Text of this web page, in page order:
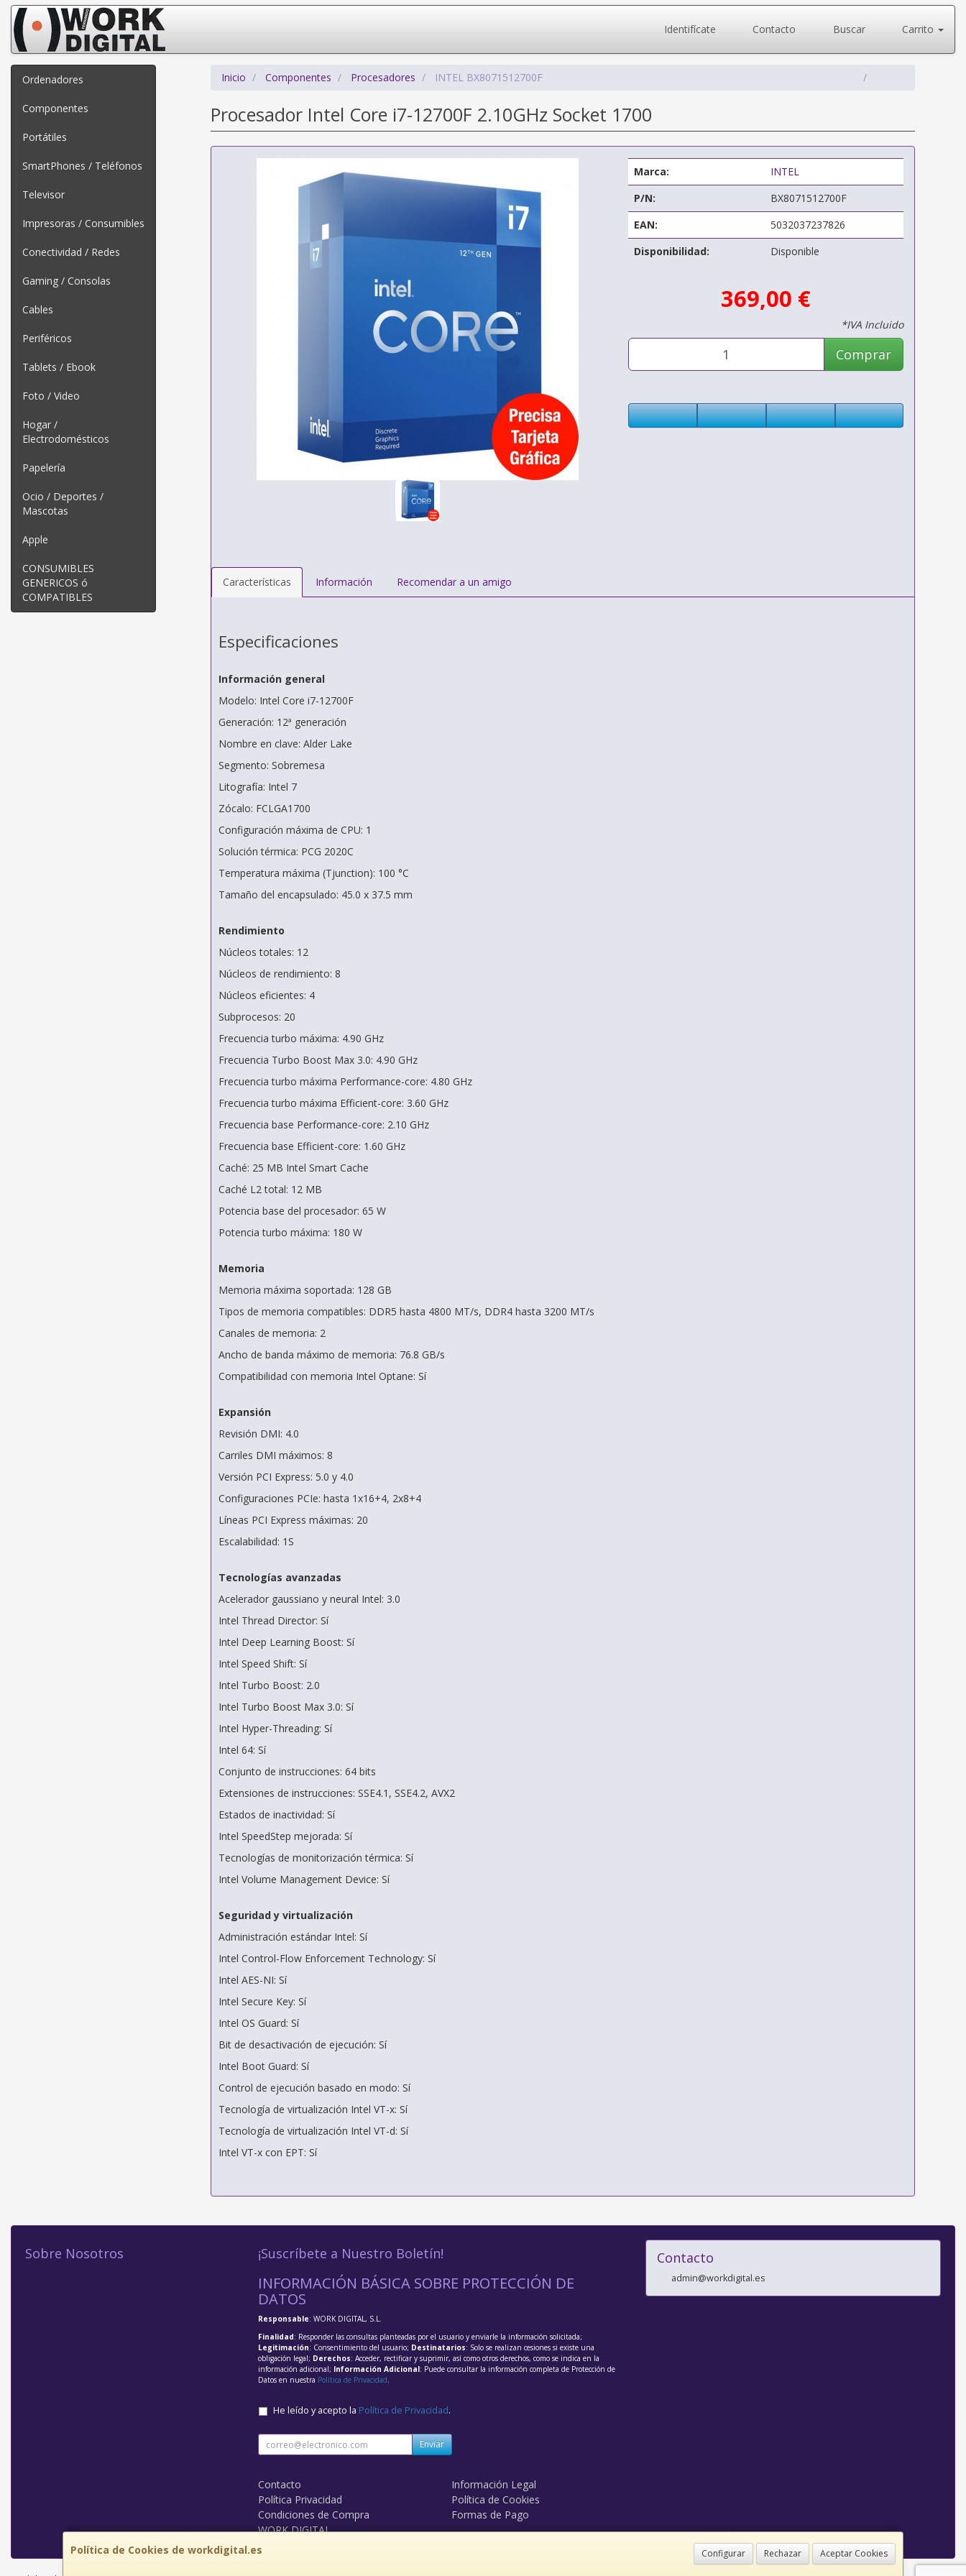
Identifícate Contacto Buscar Carrito
Ordenadores
Componentes
Portátiles
SmartPhones / Teléfonos
Televisor
Impresoras / Consumibles
Conectividad / Redes
Gaming / Consolas
Cables
Periféricos
Tablets / Ebook
Foto / Video
Hogar /
Electrodomésticos
Papelería
Ocio / Deportes /
Mascotas
Apple
CONSUMIBLES
GENERICOS ó
COMPATIBLES
Inicio Componentes Procesadores INTEL BX8071512700F
Procesador Intel Core i7-12700F 2.10GHz Socket 1700
Marca:
INTEL
P/N:
BX8071512700F
EAN:
5032037237826
Disponibilidad:
Disponible
369,00 €
*IVA Incluido
Comprar
Características Información Recomendar a un amigo
Especificaciones
Información general
Modelo: Intel Core i7-12700F
Generación: 12ª generación
Nombre en clave: Alder Lake
Segmento: Sobremesa
Litografía: Intel 7
Zócalo: FCLGA1700
Configuración máxima de CPU: 1
Solución térmica: PCG 2020C
Temperatura máxima (Tjunction): 100 °C
Tamaño del encapsulado: 45.0 x 37.5 mm
Rendimiento
Núcleos totales: 12
Núcleos de rendimiento: 8
Núcleos eficientes: 4
Subprocesos: 20
Frecuencia turbo máxima: 4.90 GHz
Frecuencia Turbo Boost Max 3.0: 4.90 GHz
Frecuencia turbo máxima Performance-core: 4.80 GHz
Frecuencia turbo máxima Efficient-core: 3.60 GHz
Frecuencia base Performance-core: 2.10 GHz
Frecuencia base Efficient-core: 1.60 GHz
Caché: 25 MB Intel Smart Cache
Caché L2 total: 12 MB
Potencia base del procesador: 65 W
Potencia turbo máxima: 180 W
Memoria
Memoria máxima soportada: 128 GB
Tipos de memoria compatibles: DDR5 hasta 4800 MT/s, DDR4 hasta 3200 MT/s
Canales de memoria: 2
Ancho de banda máximo de memoria: 76.8 GB/s
Compatibilidad con memoria Intel Optane: Sí
Expansión
Revisión DMI: 4.0
Carriles DMI máximos: 8
Versión PCI Express: 5.0 y 4.0
Configuraciones PCIe: hasta 1x16+4, 2x8+4
Líneas PCI Express máximas: 20
Escalabilidad: 1S
Tecnologías avanzadas
Acelerador gaussiano y neural Intel: 3.0
Intel Thread Director: Sí
Intel Deep Learning Boost: Sí
Intel Speed Shift: Sí
Intel Turbo Boost: 2.0
Intel Turbo Boost Max 3.0: Sí
Intel Hyper-Threading: Sí
Intel 64: Sí
Conjunto de instrucciones: 64 bits
Extensiones de instrucciones: SSE4.1, SSE4.2, AVX2
Estados de inactividad: Sí
Intel SpeedStep mejorada: Sí
Tecnologías de monitorización térmica: Sí
Intel Volume Management Device: Sí
Seguridad y virtualización
Administración estándar Intel: Sí
Intel Control-Flow Enforcement Technology: Sí
Intel AES-NI: Sí
Intel Secure Key: Sí
Intel OS Guard: Sí
Bit de desactivación de ejecución: Sí
Intel Boot Guard: Sí
Control de ejecución basado en modo: Sí
Tecnología de virtualización Intel VT-x: Sí
Tecnología de virtualización Intel VT-d: Sí
Intel VT-x con EPT: Sí
Política de Cookies de workdigital.es Configurar Rechazar Aceptar Cookies
Sobre Nosotros ¡Suscríbete a Nuestro Boletín!
INFORMACIÓN BÁSICA SOBRE PROTECCIÓN DE
DATOS
Responsable: WORK DIGITAL, S.L.
Finalidad: Responder las consultas planteadas por el usuario y enviarle la información solicitada;
Legitimación: Consentimiento del usuario; Destinatarios: Solo se realizan cesiones si existe una
obligación legal; Derechos: Acceder, rectificar y suprimir, así como otros derechos, como se indica en la
información adicional; Información Adicional: Puede consultar la información completa de Protección de
Datos en nuestra Política de Privacidad.
He leído y acepto la Política de Privacidad.
Enviar
Contacto
Información Legal
Política Privacidad
Política de Cookies
Condiciones de Compra
Formas de Pago
WORK DIGITAL
Contacto
admin@workdigital.es